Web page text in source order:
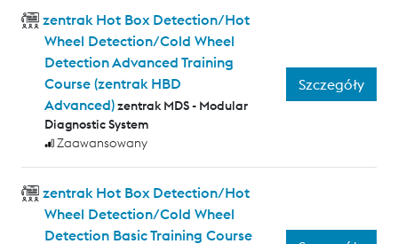
zentrak Hot Box Detection/Hot
Wheel Detection/Cold Wheel
Detection Advanced Training
Course (zentrak HBD
Advanced)zentrak MDS - Modular
Diagnostic System
Zaawansowany
Szczegóły
zentrak Hot Box Detection/Hot
Wheel Detection/Cold Wheel
Detection Basic Training Course